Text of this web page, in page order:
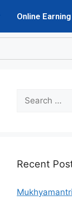
Online Earning
Recent